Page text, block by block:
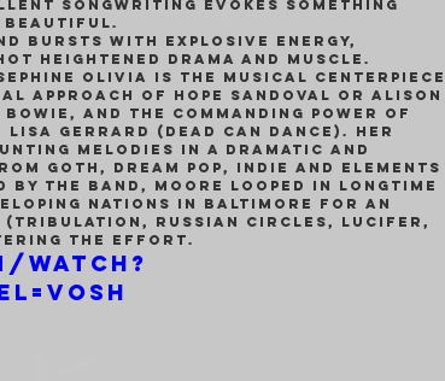
songwriting evokes something
beautiful.
bursts with explosive energy,
heightened drama and muscle.
Olivia is the musical centerpiece
approach of Hope Sandoval or Alison
and the commanding power of
Gerrard (Dead Can Dance). Her
melodies in a dramatic and
goth, dream pop, indie and elements
the band, Moore looped in longtime
Nations in Baltimore for an
(Tribulation, Russian Circles, Lucifer,
the effort.
watch?